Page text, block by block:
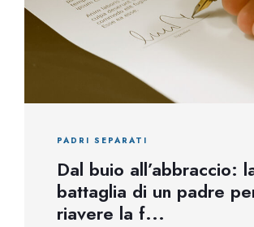
PADRI SEPARATI
Dal buio all’abbraccio:
battaglia di un padre
riavere la f...